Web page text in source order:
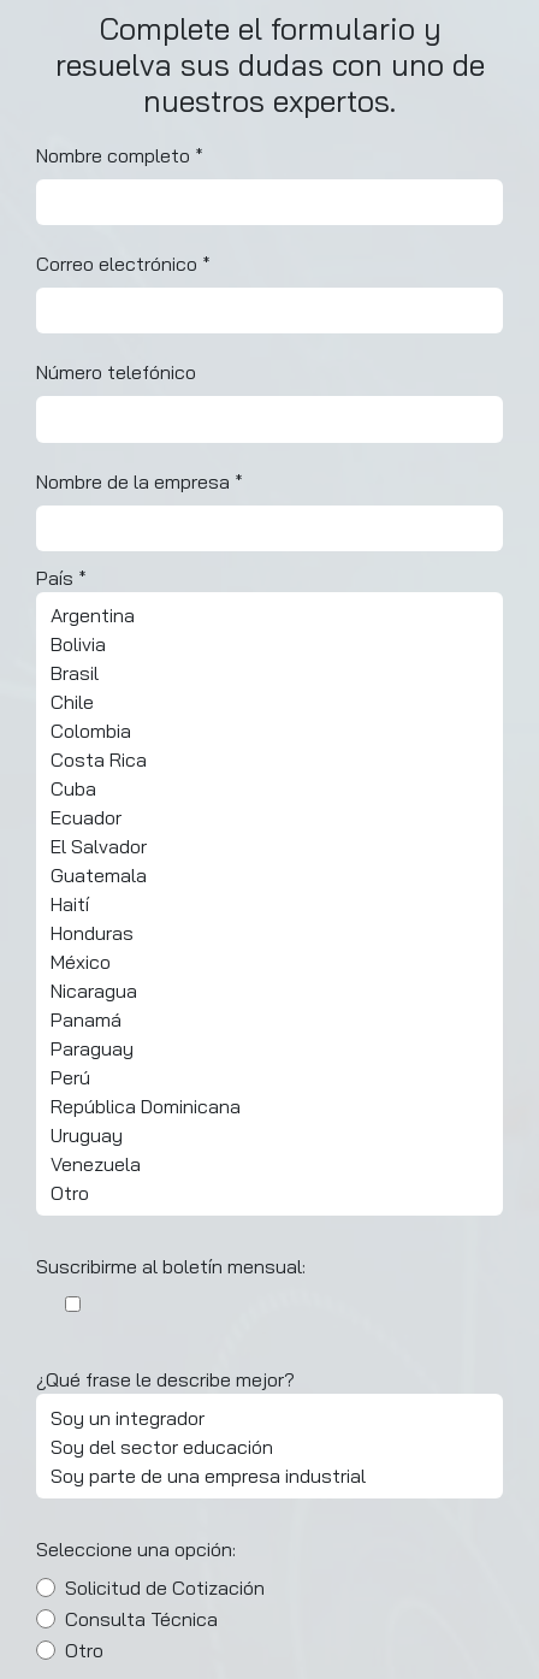
Complete el formulario y
resuelva sus dudas con uno de
nuestros expertos.
Nombre completo *
Correo electrónico *
Número telefónico
Nombre de la empresa *
País *
Argentina
Bolivia
Brasil
Chile
Colombia
Costa Rica
Cuba
Ecuador
El Salvador
Guatemala
Haití
Honduras
México
Nicaragua
Panamá
Paraguay
Perú
República Dominicana
Uruguay
Venezuela
Otro
Suscribirme al boletín mensual:
¿Qué frase le describe mejor?
Soy un integrador
Soy del sector educación
Soy parte de una empresa industrial
Seleccione una opción:
Solicitud de Cotización
Consulta Técnica
Otro